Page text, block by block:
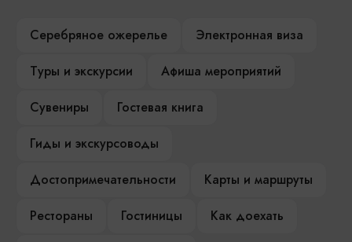
Серебряное ожерелье
Электронная виза
Туры и экскурсии
Афиша мероприятий
Сувениры
Гостевая книга
Гиды и экскурсоводы
Достопримечательности
Карты и маршруты
Рестораны
Гостиницы
Как доехать